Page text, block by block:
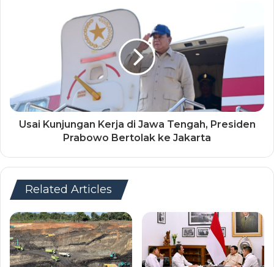
Usai Kunjungan Kerja di Jawa Tengah, Presiden
Prabowo Bertolak ke Jakarta
Related Articles